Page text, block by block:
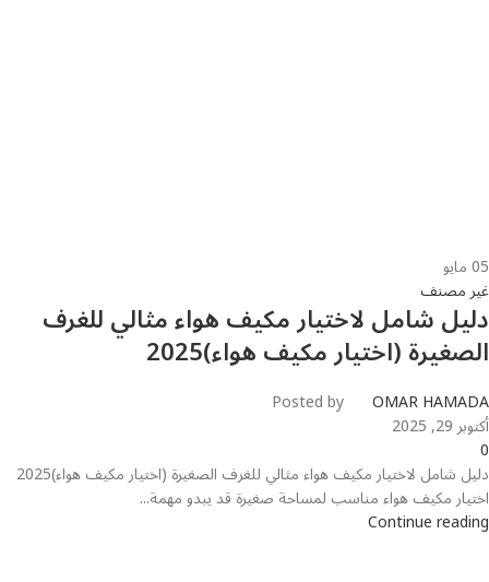
05مايو
غير مصنف
دليل شامل لاختيار مكيف هواء مثالي للغرف
الصغيرة (اختيار مكيف هواء)2025
Posted by OMAR HAMADA
أكتوبر 29, 2025
0
دليل شامل لاختيار مكيف هواء مثالي للغرف الصغيرة (اختيار مكيف هواء)2025
اختيار مكيف هواء مناسب لمساحة صغيرة قد يبدو مهمة...
Continue reading